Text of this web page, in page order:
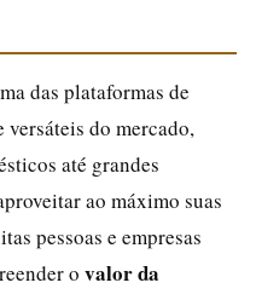
das plataformas de
do mercado,
até grandes
ao máximo suas
pessoas e empresas
o valor da